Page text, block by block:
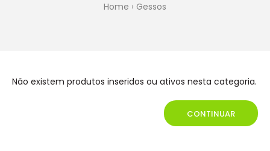
Home Gessos
Não existem produtos inseridos ou ativos nesta categoria.
CONTINUAR